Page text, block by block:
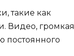
такие как
Видео, громкая
постоянного